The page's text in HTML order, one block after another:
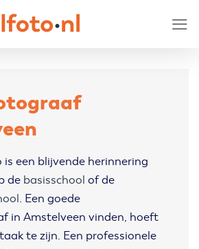
is een blijvende herinnering
de basisschool of de
. Een goede
in Amstelveen vinden, hoeft
te zijn. Een professionele